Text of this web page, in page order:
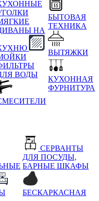
НА
ВОДЫ
БЫТОВАЯ
ТЕХНИКА
ВЫТЯЖКИ
КУХОННАЯ
ФУРНИТУРА
СЕРВАНТЫ
ДЛЯ ПОСУДЫ,
БАРНЫЕ ШКАФЫ
БЕСКАРКАСНАЯ